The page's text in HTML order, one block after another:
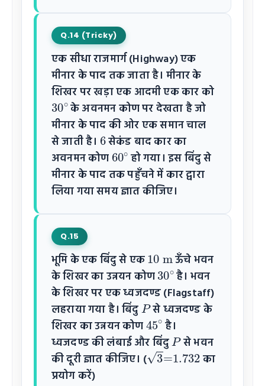
Q.14 (Tricky)
एक सीधा राजमार्ग (Highway) एक
मीनार के पाद तक जाता है। मीनार के
शिखर पर खड़ा एक आदमी एक कार को
30∘
के अवनमन कोण पर देखता है जो
मीनार के पाद की ओर एक समान चाल
से जाती है।
6
सेकंड बाद कार का
अवनमन कोण
60∘
हो गया। इस बिंदु से
मीनार के पाद तक पहुँचने में कार द्वारा
लिया गया समय ज्ञात कीजिए।
Q.15
भूमि के एक बिंदु से एक
10
ऊँचे भवन
के शिखर का उन्नयन कोण
30∘
है। भवन
के शिखर पर एक ध्वजदण्ड (Flagstaff)
लहराया गया है। बिंदु
P
से ध्वजदण्ड के
शिखर का उन्नयन कोण
45∘
है।
ध्वजदण्ड की लंबाई और बिंदु
P
से भवन
की दूरी ज्ञात कीजिए। (
3 =1.732
का
प्रयोग करें)